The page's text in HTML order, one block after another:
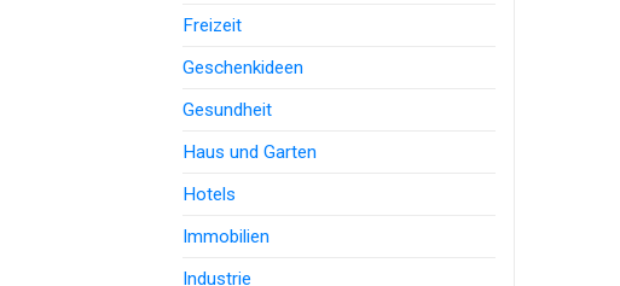
Freizeit
Geschenkideen
Gesundheit
Haus und Garten
Hotels
Immobilien
Industrie